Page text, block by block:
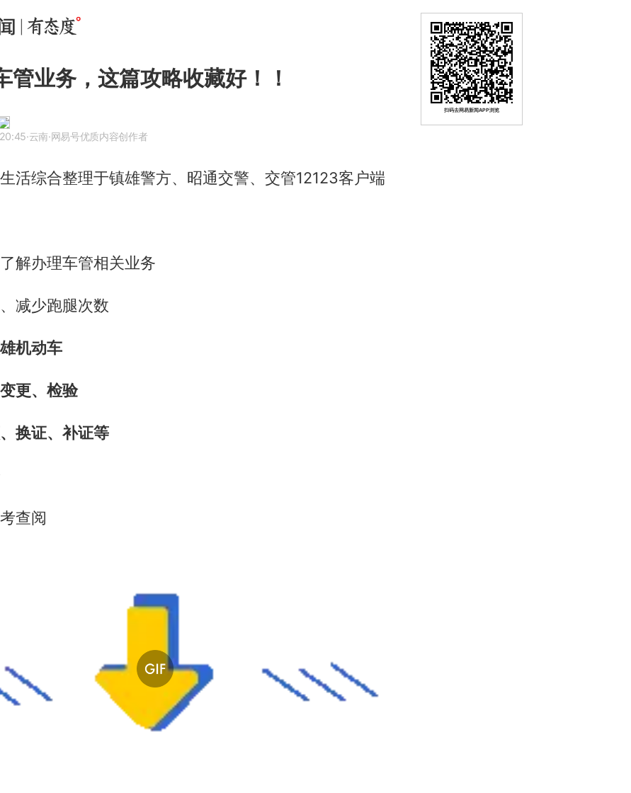
管业务，这篇攻略收藏好！！
·云南·网易号优质内容创作者
活综合整理于镇雄警方、昭通交警、交管12123客户端
解办理车管相关业务
减少跑腿次数
机动车
更、检验
换证、补证等
查阅
扫码去网易新闻APP浏览